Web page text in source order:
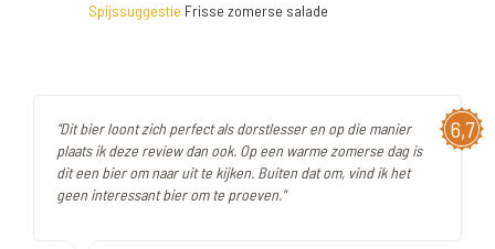
Spijssuggestie Frisse zomerse salade
6,7
"Dit bier loont zich perfect als dorstlesser en op die manier
plaats ik deze review dan ook. Op een warme zomerse dag is
dit een bier om naar uit te kijken. Buiten dat om, vind ik het
geen interessant bier om te proeven."